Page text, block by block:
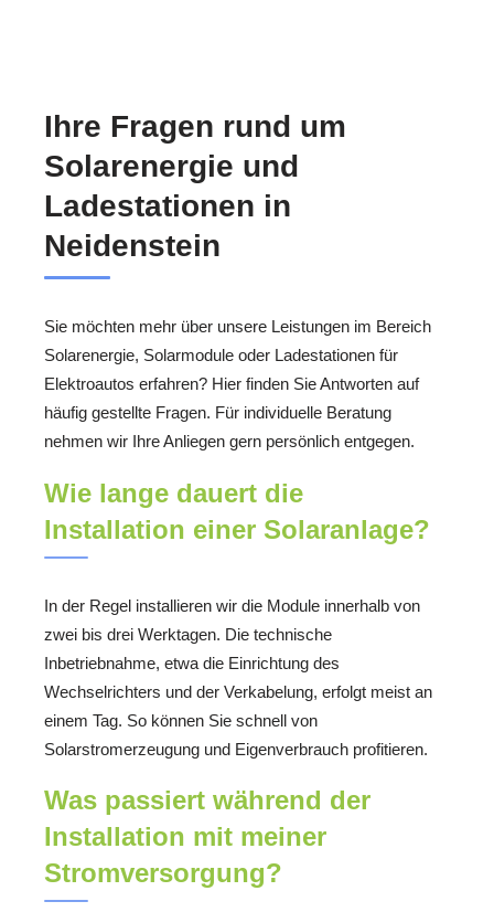
Ihre Fragen rund um
Solarenergie und
Ladestationen in
Neidenstein
Sie möchten mehr über unsere Leistungen im Bereich
Solarenergie, Solarmodule oder Ladestationen für
Elektroautos erfahren? Hier finden Sie Antworten auf
häufig gestellte Fragen. Für individuelle Beratung
nehmen wir Ihre Anliegen gern persönlich entgegen.
Wie lange dauert die
Installation einer Solaranlage?
In der Regel installieren wir die Module innerhalb von
zwei bis drei Werktagen. Die technische
Inbetriebnahme, etwa die Einrichtung des
Wechselrichters und der Verkabelung, erfolgt meist an
einem Tag. So können Sie schnell von
Solarstromerzeugung und Eigenverbrauch profitieren.
Was passiert während der
Installation mit meiner
Stromversorgung?